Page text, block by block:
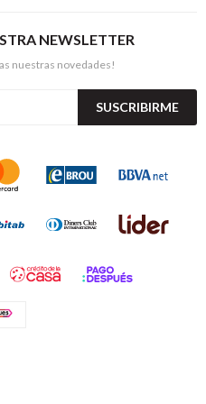
NEWSLETTER
nuestras novedades!
SUSCRIBIRME